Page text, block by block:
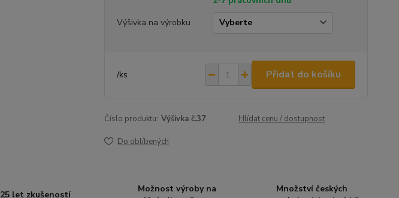
Výšivka na výrobku
/ks Přidat do košíku
Číslo produktu: Výšivka č.37 Hlídat cenu / dostupnost
Do oblíbených
25 let zkušeností
Možnost výroby na
Množství českých